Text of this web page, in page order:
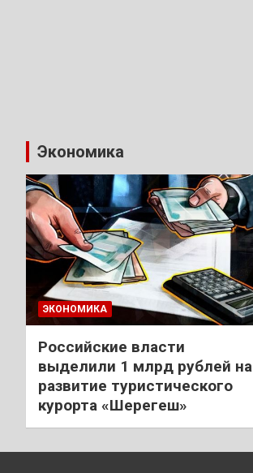
Экономика
ЭКОНОМИКА
Российские власти
выделили 1 млрд рублей на
развитие туристического
курорта «Шерегеш»